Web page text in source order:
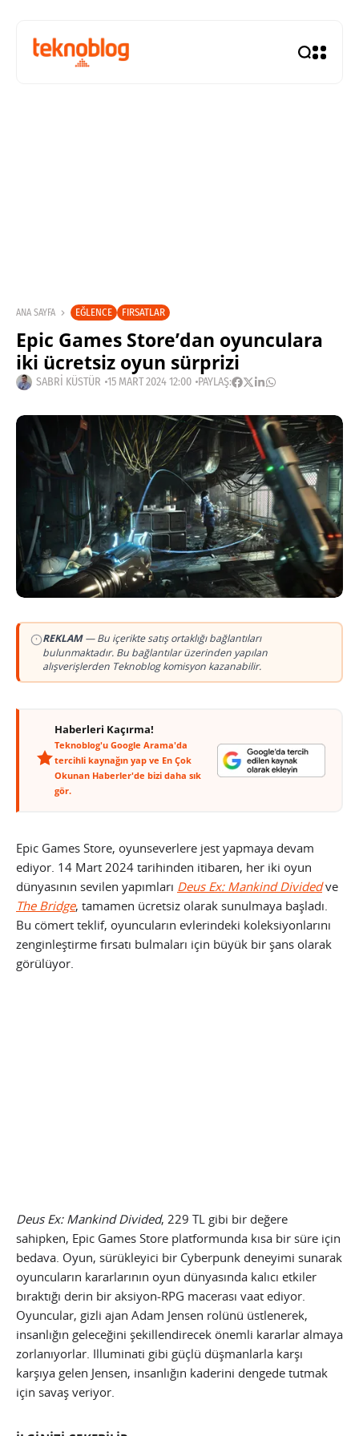
ANA SAYFA EĞLENCE FIRSATLAR
Epic Games Store’dan oyunculara
iki ücretsiz oyun sürprizi
SABRI KÜSTÜR 15 MART 2024 12:00 PAYLAŞ:
REKLAM— Bu içerikte satış ortaklığı bağlantıları
bulunmaktadır. Bu bağlantılar üzerinden yapılan
alışverişlerden Teknoblog komisyon kazanabilir.
Haberleri Kaçırma!
Teknoblog'u Google Arama'da
tercihli kaynağın yap ve En Çok
Okunan Haberler'de bizi daha sık
gör.
Epic Games Store, oyunseverlere jest yapmaya devam
ediyor. 14 Mart 2024 tarihinden itibaren, her iki oyun
dünyasının sevilen yapımları Deus Ex: Mankind Dividedve
The Bridge, tamamen ücretsiz olarak sunulmaya başladı.
Bu cömert teklif, oyuncuların evlerindeki koleksiyonlarını
zenginleştirme fırsatı bulmaları için büyük bir şans olarak
görülüyor.
Deus Ex: Mankind Divided, 229 TL gibi bir değere
sahipken, Epic Games Store platformunda kısa bir süre için
bedava. Oyun, sürükleyici bir Cyberpunk deneyimi sunarak
oyuncuların kararlarının oyun dünyasında kalıcı etkiler
bıraktığı derin bir aksiyon-RPG macerası vaat ediyor.
Oyuncular, gizli ajan Adam Jensen rolünü üstlenerek,
insanlığın geleceğini şekillendirecek önemli kararlar almaya
zorlanıyorlar. Illuminati gibi güçlü düşmanlarla karşı
karşıya gelen Jensen, insanlığın kaderini dengede tutmak
için savaş veriyor.